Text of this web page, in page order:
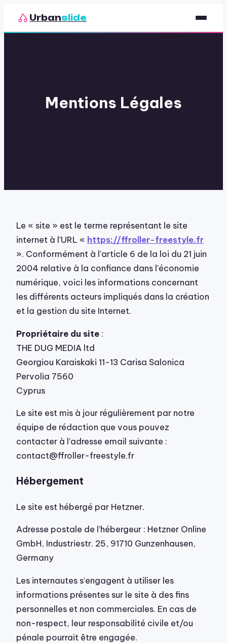
Urbanslide
Mentions Légales
Le « site » est le terme représentant le site
internet à l’URL « https://ffroller-freestyle.fr
». Conformément à l’article 6 de la loi du 21 juin
2004 relative à la confiance dans l’économie
numérique, voici les informations concernant
les différents acteurs impliqués dans la création
et la gestion du site Internet.
Propriétaire du site :
THE DUG MEDIA ltd
Georgiou Karaiskaki 11-13 Carisa Salonica
Pervolia 7560
Cyprus
Le site est mis à jour régulièrement par notre
équipe de rédaction que vous pouvez
contacter à l’adresse email suivante :
contact@ffroller-freestyle.fr
Hébergement
Le site est hébergé par Hetzner.
Adresse postale de l’hébergeur : Hetzner Online
GmbH, Industriestr. 25, 91710 Gunzenhausen,
Germany
Les internautes s’engagent à utiliser les
informations présentes sur le site à des fins
personnelles et non commerciales. En cas de
non-respect, leur responsabilité civile et/ou
pénale pourrait être engagée.